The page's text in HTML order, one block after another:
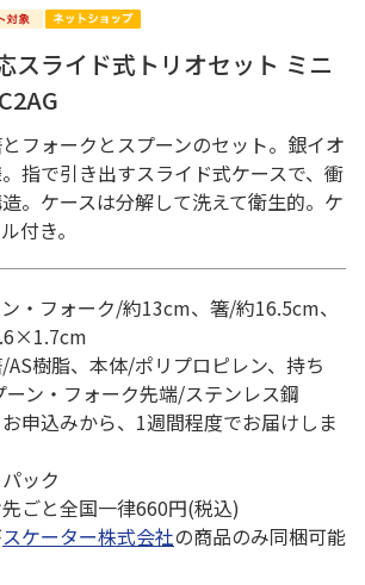
スライド式トリオセット ミニ
フォークとスプーンのセット。銀イオ
指で引き出すスライド式ケースで、衝
。ケースは分解して洗えて衛生的。ケ
付き。
・フォーク/約13cm、箸/約16.5cm、
樹脂、本体/ポリプロピレン、持ち
ン・フォーク先端/ステンレス鋼
申込みから、1週間程度でお届けしま
ック
ごと全国一律660円(税込)
スケーター株式会社の商品のみ同梱可能